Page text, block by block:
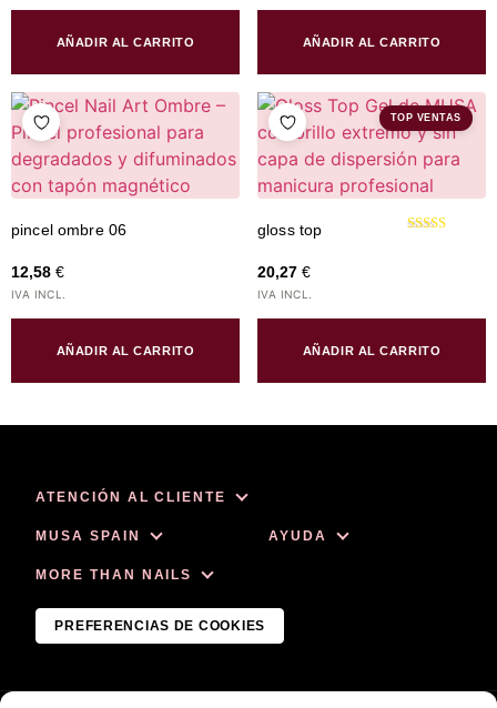
AÑADIR AL CARRITO AÑADIR AL CARRITO
pincel ombre 06
12,58 €
IVA INCL.
AÑADIR AL CARRITO
TOP VENTAS
gloss top
20,27 €
IVA INCL.
AÑADIR AL CARRITO
ATENCIÓN AL CLIENTE
info@musanailspain.com
MUSA SPAIN
Conócenos
Ventajas exclusivas para
AYUDA
Cambios y Devoluciones
MORE THAN NAILS
Uñas de Acrílico
Uñas de Gel
PREFERENCIAS DE COOKIES